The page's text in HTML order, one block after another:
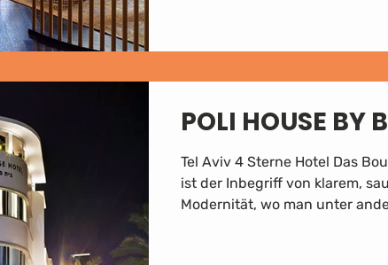
POLI HOUSE BY
Tel Aviv 4 Sterne Hotel Das
ist der Inbegriff von klarem,
Modernität, wo man unter